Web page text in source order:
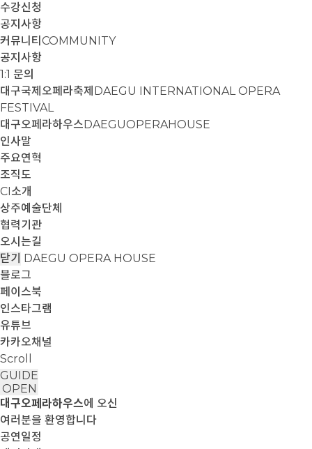
수강신청
공지사항
커뮤니티 COMMUNITY
공지사항
1:1 문의
대구국제오페라축제 DAEGU INTERNATIONAL OPERA
FESTIVAL
대구오페라하우스DAEGUOPERAHOUSE
인사말
주요연혁
조직도
CI소개
상주예술단체
협력기관
오시는길
닫기 DAEGU OPERA HOUSE
블로그
페이스북
인스타그램
유튜브
카카오채널
Scroll
GUIDE
OPEN
대구오페라하우스에 오신
여러분을 환영합니다
공연일정